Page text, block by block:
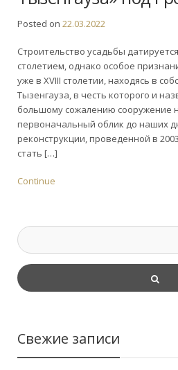
Posted on 22.03.2022
Строительство усадьбы
столетием, однако особое
уже в XVIII столетии, находясь в
Тызенгауза, в честь которого и
большому сожалению сооружение
первоначальный облик до наших
реконструкции, проведенной в
стать […]
Continue
Свежие записи